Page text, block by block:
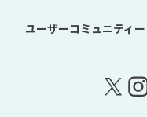
ユーザーコミュニティー